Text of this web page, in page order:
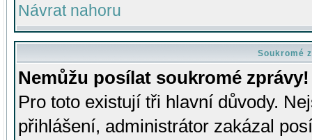
Návrat nahoru
Soukromé
Nemůžu posílat soukromé zprávy!
Pro toto existují tři hlavní důvody.
přihlášení, administrátor zakázal